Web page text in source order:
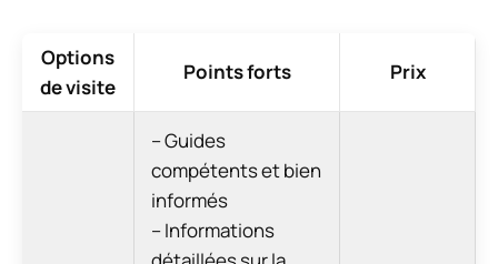
Options
de visite
Points forts Prix
– Guides
compétents et bien
informés
– Informations